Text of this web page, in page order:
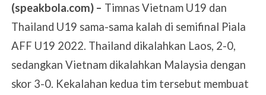
(speakbola.com) – Timnas Vietnam U19 dan
Thailand U19 sama-sama kalah di semifinal Piala
AFF U19 2022. Thailand dikalahkan Laos, 2-0,
sedangkan Vietnam dikalahkan Malaysia dengan
skor 3-0. Kekalahan kedua tim tersebut membuat